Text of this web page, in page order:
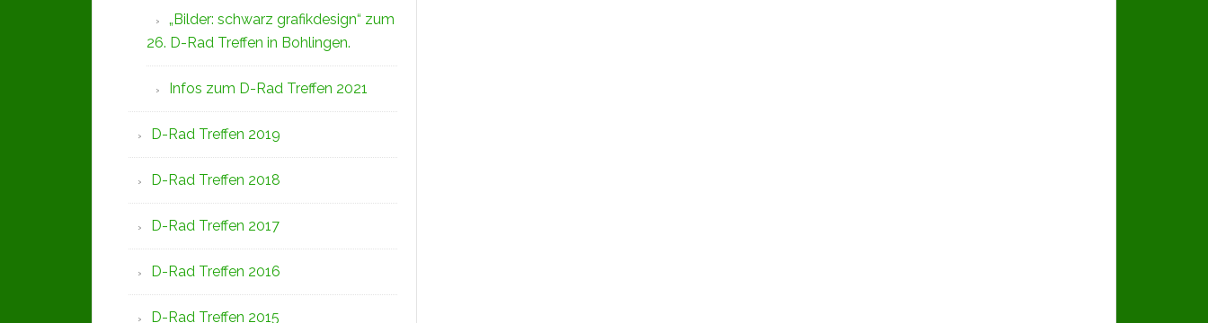
„Bilder: schwarz grafikdesign“ zum
26. D-Rad Treffen in Bohlingen.
Infos zum D-Rad Treffen 2021
D-Rad Treffen 2019
D-Rad Treffen 2018
D-Rad Treffen 2017
D-Rad Treffen 2016
D-Rad Treffen 2015